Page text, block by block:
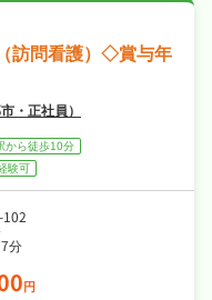
訪問看護）◇賞与年
・正社員）
から徒歩10分
験可
分
円